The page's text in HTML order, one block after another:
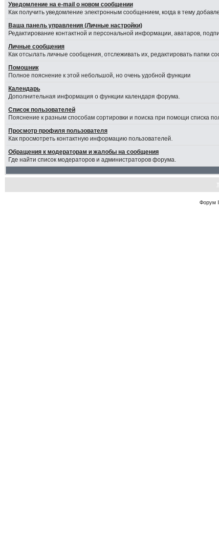
Уведомление на е-mail о новом сообщении
Как получить уведомление электронным сообщением, когда в тему
Ваша панель управления (Личные настройки)
Редактирование контактной и персональной информации, аватаров,
Личные сообщения
Как отсылать личные сообщения, отслеживать их, редактировать папки
Помошник
Полное пояснение к этой небольшой, но очень удобной функции
Календарь
Дополнительная информация о функции календаря форума.
Список пользователей
Пояснение к разным способам сортировки и поиска при помощи списка
Просмотр профиля пользователя
Как просмотреть контактную информацию пользователей.
Обращения к модераторам и жалобы на сообщения
Где найти список модераторов и администраторов форума.
Форум